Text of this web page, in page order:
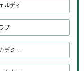
ルディ
ブ
デミー